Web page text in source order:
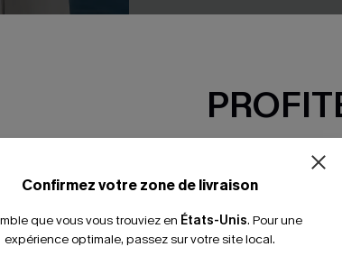
droite Jupe courte rayée ajustée
Confirmez votre zone de livraison
que vous vous trouviez en États-Unis. Pour une
expérience optimale, passez sur votre site local.
-15% dès 2
*Un code par